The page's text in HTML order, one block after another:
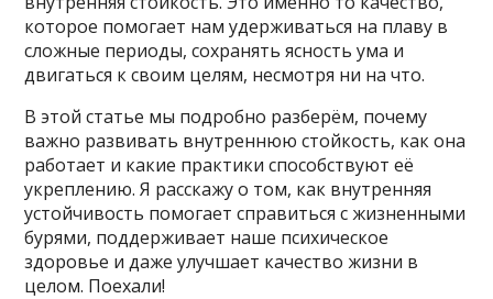
которое помогает нам удерживаться на плаву в
сложные периоды, сохранять ясность ума и
двигаться к своим целям, несмотря ни на что.
В этой статье мы подробно разберём, почему
важно развивать внутреннюю стойкость, как она
работает и какие практики способствуют её
укреплению. Я расскажу о том, как внутренняя
устойчивость помогает справиться с жизненными
бурями, поддерживает наше психическое
здоровье и даже улучшает качество жизни в
целом. Поехали!